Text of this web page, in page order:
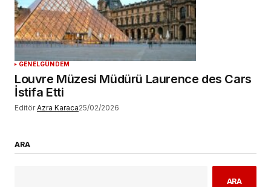
GENELGÜNDEM
Louvre Müzesi Müdürü Laurence des Cars
İstifa Etti
Editör Azra Karaca25/02/2026
ARA
ARA